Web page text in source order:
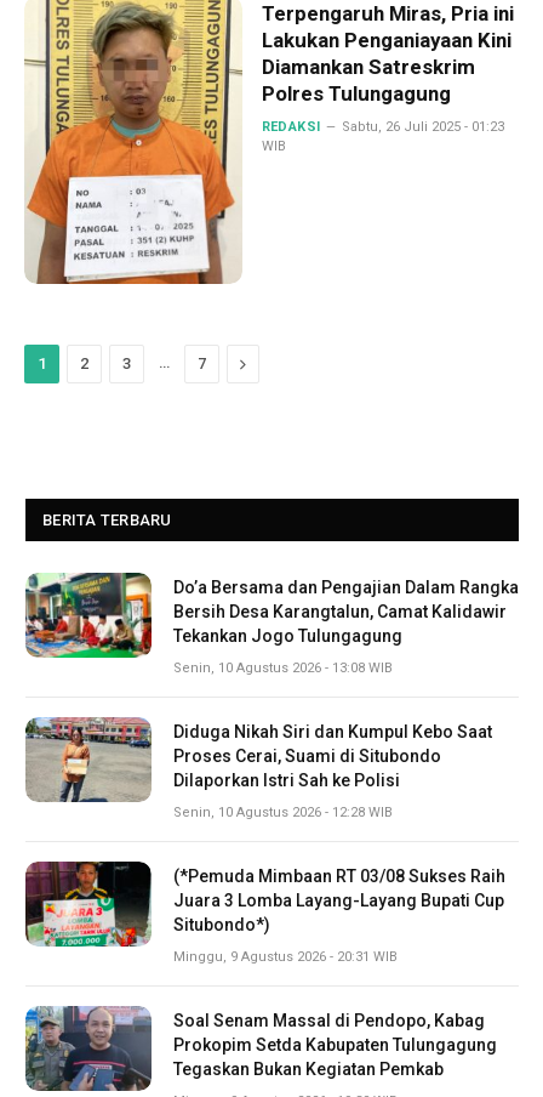
Terpengaruh Miras, Pria ini
Lakukan Penganiayaan Kini
Diamankan Satreskrim
Polres Tulungagung
REDAKSI
Sabtu, 26 Juli 2025 - 01:23
WIB
1 2 3 … 7 Next
BERITA TERBARU
Do’a Bersama dan Pengajian Dalam Rangka
Bersih Desa Karangtalun, Camat Kalidawir
Tekankan Jogo Tulungagung
Senin, 10 Agustus 2026 - 13:08 WIB
Diduga Nikah Siri dan Kumpul Kebo Saat
Proses Cerai, Suami di Situbondo
Dilaporkan Istri Sah ke Polisi
Senin, 10 Agustus 2026 - 12:28 WIB
(*Pemuda Mimbaan RT 03/08 Sukses Raih
Juara 3 Lomba Layang-Layang Bupati Cup
Situbondo*)
Minggu, 9 Agustus 2026 - 20:31 WIB
Soal Senam Massal di Pendopo, Kabag
Prokopim Setda Kabupaten Tulungagung
Tegaskan Bukan Kegiatan Pemkab